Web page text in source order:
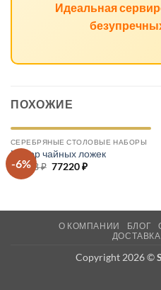
Идеальная
ПОХОЖИЕ
-6%
СЕРЕБРЯНЫЕ СТОЛОВЫЕ НАБОРЫ
Набор чайных ложек
82368₽ Первоначальная
77220₽Текущая
О КОМПАНИИ БЛОГ
Copyright 2026 ©